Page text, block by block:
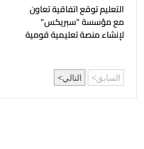
التعليم توقع اتفاقية تعاون
مع مؤسسة "سبريكس"
لإنشاء منصة تعليمية قومية
السابق التالي